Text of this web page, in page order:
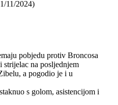
11/2024)
pobjedu protiv Broncosa
strijelac na posljednjem
a pogodio je i u
s golom, asistencijom i